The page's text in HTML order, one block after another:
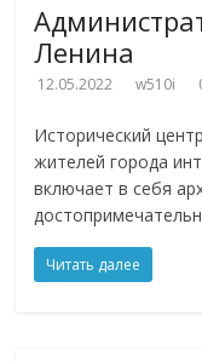
Ленина
12.05.2022 w510i
Исторический
жителей города
включает в себя
Читать далее